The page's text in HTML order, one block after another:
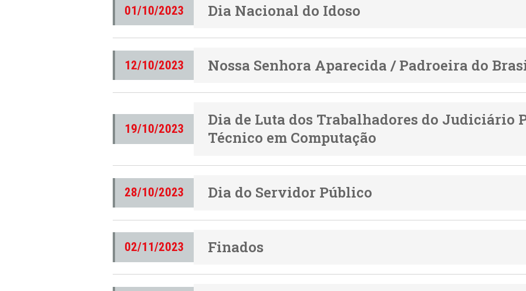
01/10/2023 Dia Nacional do Idoso
12/10/2023 Nossa Senhora Aparecida / Padroeira do
19/10/2023
Dia de Luta dos Trabalhadores do Judiciário
Técnico em Computação
28/10/2023 Dia do Servidor Público
02/11/2023 Finados